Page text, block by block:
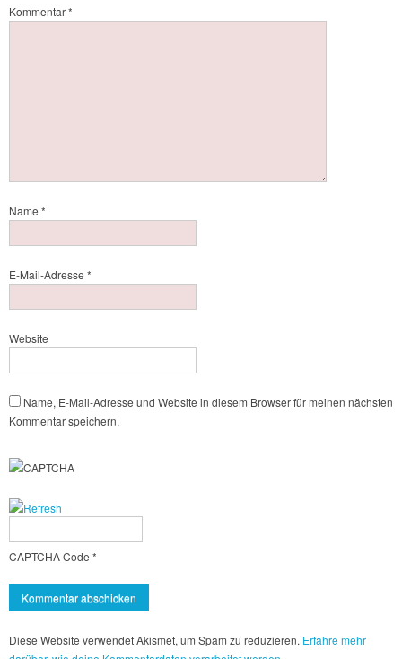
Kommentar*
Name *
E-Mail-Adresse *
Website
Name, E-Mail-Adresse und Website in diesem Browser für meinen nächsten
Kommentar speichern.
CAPTCHA Code *
Diese Website verwendet Akismet, um Spam zu reduzieren. Erfahre mehr